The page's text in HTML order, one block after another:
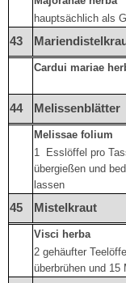
hauptsächlich als
43
Cardui mariae
44 Melissenblätter
Melissae folium
1
Esslöffel pro
übergießen und
lassen
45 Mistelkraut
Visci herba
2 gehäufter
überbrühen und